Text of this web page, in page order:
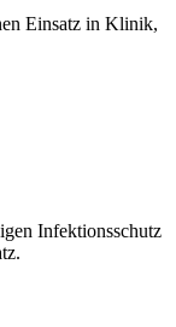
Einsatz in Klinik,
Infektionsschutz